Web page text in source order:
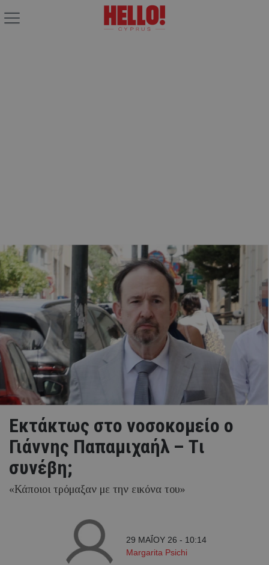
Εκτάκτως στο νοσοκομείο ο
Γιάννης Παπαμιχαήλ – Tι
συνέβη;
«Κάποιοι τρόμαξαν με την εικόνα του»
29 ΜΑΪ́ΟΥ 26 - 10:14
Margarita Psichi